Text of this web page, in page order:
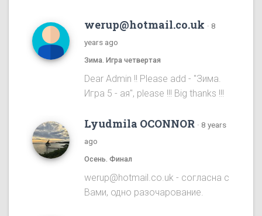
werup@hotmail.co.uk · 8
years ago
Зима. Игра четвертая
Dear Admin !! Please add - "Зима.
Игра 5 - ая", please !!! Big thanks !!!
Lyudmila OCONNOR · 8 years
ago
Осень. Финал
werup@hotmail.co.uk - согласна с
Вами, одно разочарование.